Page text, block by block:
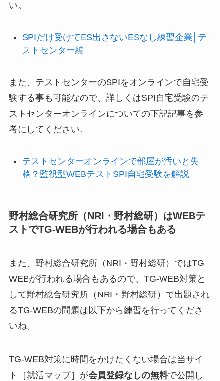
い。
SPIだけ受けてES出さないESなし練習企業│テ
ストセンター編
また、テストセンターのSPIをオンラインで自宅受
験する事も可能なので、詳しくはSPI自宅受験のテ
ストセンターオンラインについての下記記事を参
考にしてください。
テストセンターオンラインで部屋が汚いと失
格？監視型WEBテストSPI自宅受験を解説
野村総合研究所（NRI・野村総研）はWEBテ
ストでTG-WEBが行われる場合もある
また、野村総合研究所（NRI・野村総研）ではTG-
WEBが行われる場合もあるので、TG-WEB対策と
して野村総合研究所（NRI・野村総研）で出題され
るTG-WEBの問題は以下から練習を行ってくださ
いね。
TG-WEB対策に時間をかけたくない場合は当サイ
ト［就活マップ］が会員登録なしの無料で公開し